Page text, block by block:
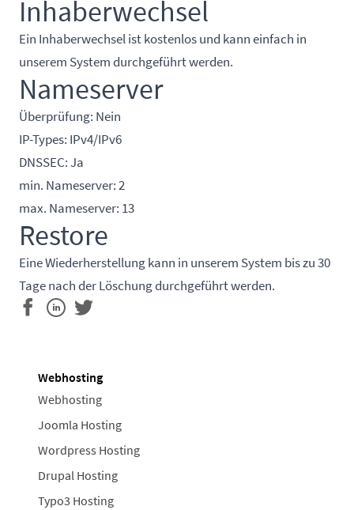
Inhaberwechsel
Ein Inhaberwechsel ist kostenlos und kann einfach in
unserem System durchgeführt werden.
Nameserver
Überprüfung: Nein
IP-Types: IPv4/IPv6
DNSSEC: Ja
min. Nameserver: 2
max. Nameserver: 13
Restore
Eine Wiederherstellung kann in unserem System bis zu 30
Tage nach der Löschung durchgeführt werden.
Webhosting
Webhosting
Joomla Hosting
Wordpress Hosting
Drupal Hosting
Typo3 Hosting